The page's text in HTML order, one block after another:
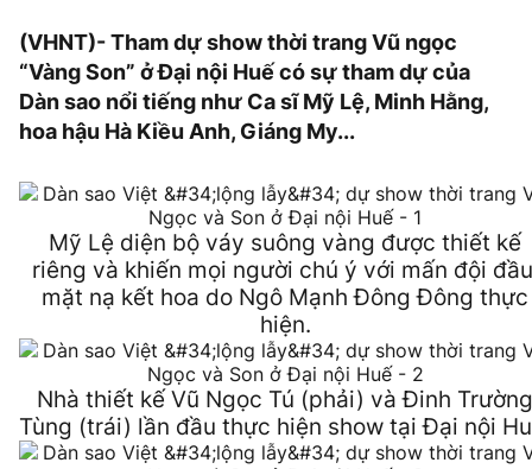
(VHNT)- Tham dự show thời trang Vũ ngọc
“Vàng Son” ở Đại nội Huế có sự tham dự của
Dàn sao nổi tiếng như Ca sĩ Mỹ Lệ, Minh Hằng,
hoa hậu Hà Kiều Anh, Giáng My...
Mỹ Lệ diện bộ váy suông vàng được thiết kế
riêng và khiến mọi người chú ý với mấn đội
mặt nạ kết hoa do Ngô Mạnh Đông Đông thực
hiện.
Nhà thiết kế Vũ Ngọc Tú (phải) và Đinh Trường
Tùng (trái) lần đầu thực hiện show tại Đại nội